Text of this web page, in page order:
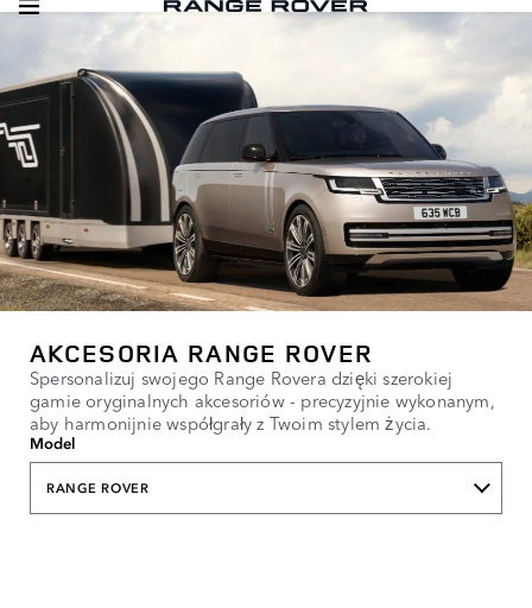
AKCESORIA RANGE ROVER
Spersonalizuj swojego Range Rovera dzięki szerokiej
gamie oryginalnych akcesoriów - precyzyjnie wykonanym,
aby harmonijnie współgrały z Twoim stylem życia.
Model
RANGE ROVER